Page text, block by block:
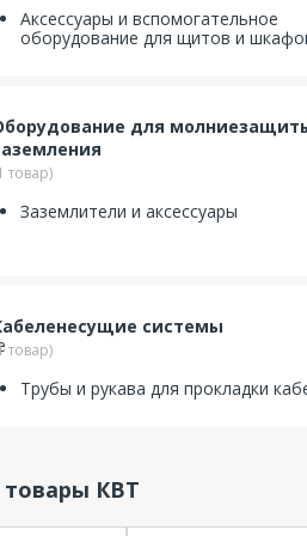
Аксессуары и вспомогательное
оборудование для щитов и
для
товар)
Заземлители и аксессуары
системы
товар)
Трубы и рукава для прокладки
КВТ